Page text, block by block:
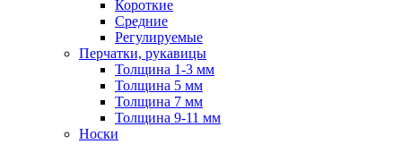
Короткие
Средние
Регулируемые
Перчатки, рукавицы
Толщина 1-3 мм
Толщина 5 мм
Толщина 7 мм
Толщина 9-11 мм
Носки